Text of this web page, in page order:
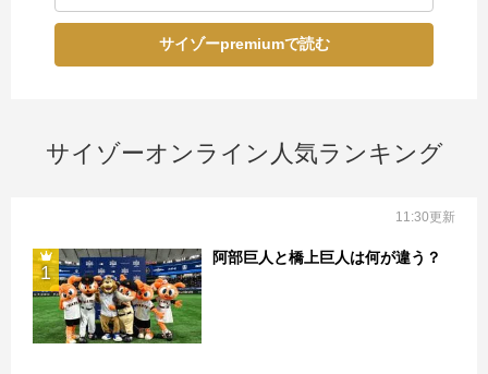
サイゾーpremiumで読む
サイゾーオンライン人気ランキング
11:30更新
1
阿部巨人と橋上巨人は何が違う？